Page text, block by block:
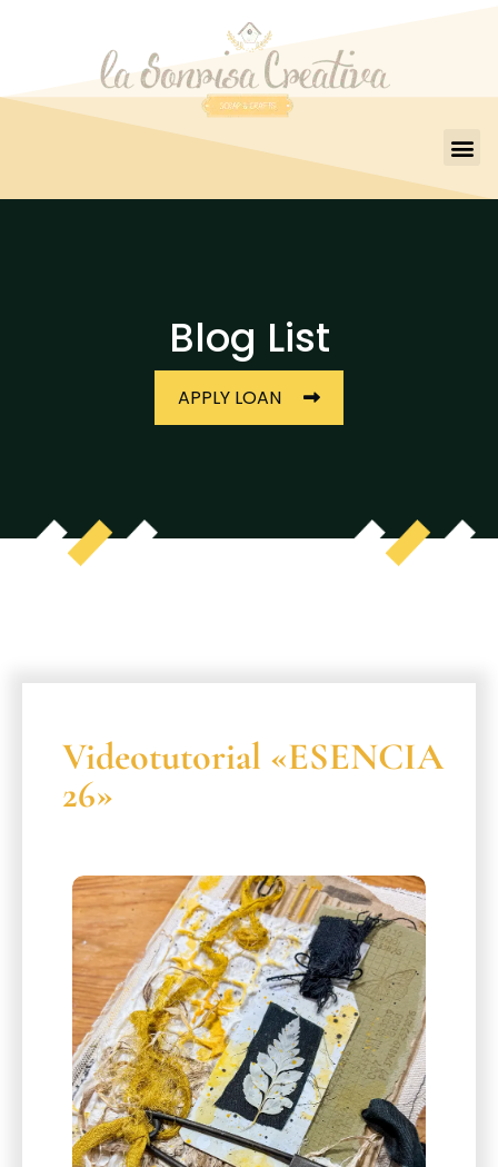
Blog List
APPLY LOAN
Videotutorial «ESENCIA
26»